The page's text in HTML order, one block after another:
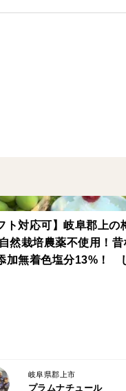
ト対応可】岐阜郡上の
然栽培農薬不使用！昔
加無着色塩分13%！
岐阜県郡上市
プラムナチュール